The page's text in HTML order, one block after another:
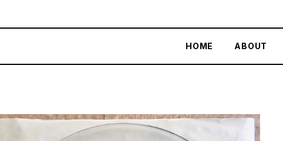
HOME ABOUT